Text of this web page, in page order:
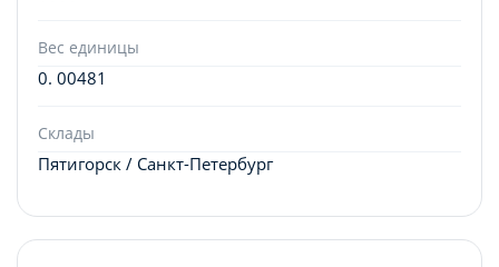
Вес единицы
0. 00481
Склады
Пятигорск / Санкт-Петербург